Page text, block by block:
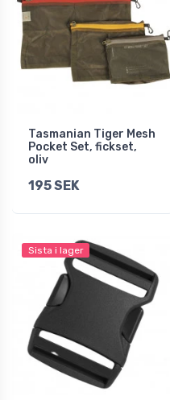
Tasmanian Tiger Mesh
Pocket Set, fickset,
oliv
195 SEK
Sista i lager